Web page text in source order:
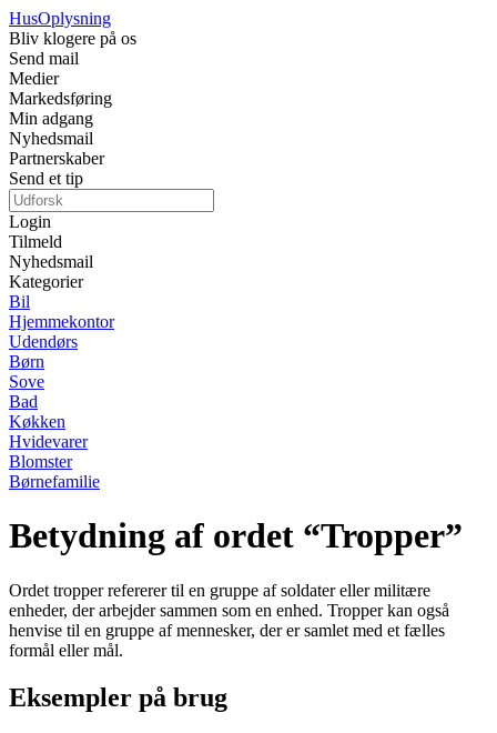
HusOplysning
Bliv klogere på os
Send mail
Medier
Markedsføring
Min adgang
Nyhedsmail
Partnerskaber
Send et tip
Login
Tilmeld
Nyhedsmail
Kategorier
Bil
Hjemmekontor
Udendørs
Børn
Sove
Bad
Køkken
Hvidevarer
Blomster
Børnefamilie
Betydning af ordet “Tropper”
Ordet tropper refererer til en gruppe af soldater eller militære
enheder, der arbejder sammen som en enhed. Tropper kan også
henvise til en gruppe af mennesker, der er samlet med et fælles
formål eller mål.
Eksempler på brug